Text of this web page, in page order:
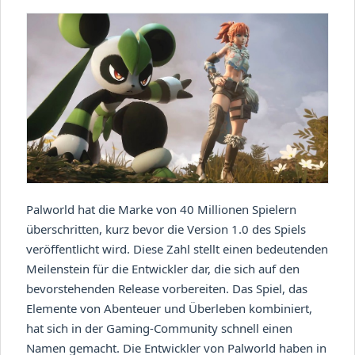
Palworld hat die Marke von 40 Millionen Spielern
überschritten, kurz bevor die Version 1.0 des Spiels
veröffentlicht wird. Diese Zahl stellt einen bedeutenden
Meilenstein für die Entwickler dar, die sich auf den
bevorstehenden Release vorbereiten. Das Spiel, das
Elemente von Abenteuer und Überleben kombiniert,
hat sich in der Gaming-Community schnell einen
Namen gemacht. Die Entwickler von Palworld haben in